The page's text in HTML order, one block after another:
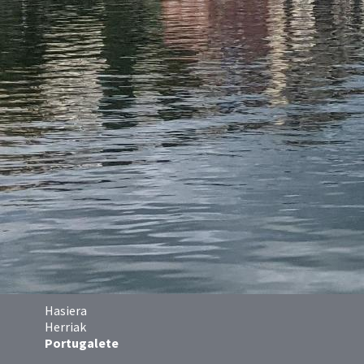
Hasiera
Herriak
Portugalete